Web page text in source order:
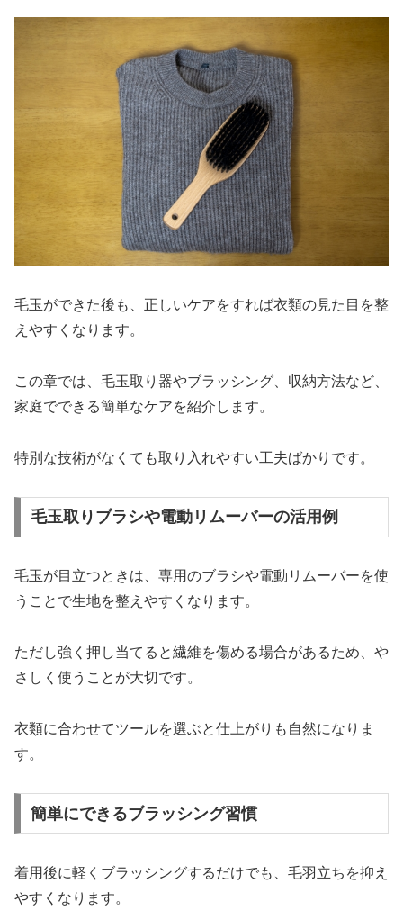
毛玉ができた後も、正しいケアをすれば衣類の見た目を整
えやすくなります。
この章では、毛玉取り器やブラッシング、収納方法など、
家庭でできる簡単なケアを紹介します。
特別な技術がなくても取り入れやすい工夫ばかりです。
毛玉取りブラシや電動リムーバーの活用例
毛玉が目立つときは、専用のブラシや電動リムーバーを使
うことで生地を整えやすくなります。
ただし強く押し当てると繊維を傷める場合があるため、や
さしく使うことが大切です。
衣類に合わせてツールを選ぶと仕上がりも自然になりま
す。
簡単にできるブラッシング習慣
着用後に軽くブラッシングするだけでも、毛羽立ちを抑え
やすくなります。